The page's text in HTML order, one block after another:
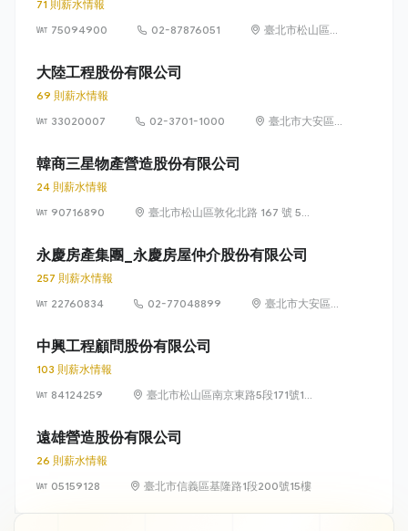
71 則薪水情報
75094900
02-87876051
臺北市松山區東
大陸工程股份有限公司
69 則薪水情報
33020007
02-3701-1000
臺北市大安區
韓商三星物產營造股份有限公司
24 則薪水情報
90716890
臺北市松山區敦化北路 167 號 5
永慶房產集團_永慶房屋仲介股份有限公司
257 則薪水情報
22760834
02-77048899
臺北市大安區敦
中興工程顧問股份有限公司
103 則薪水情報
84124259
臺北市松山區南京東路5段171號14
遠雄營造股份有限公司
26 則薪水情報
05159128
臺北市信義區基隆路1段200號15樓